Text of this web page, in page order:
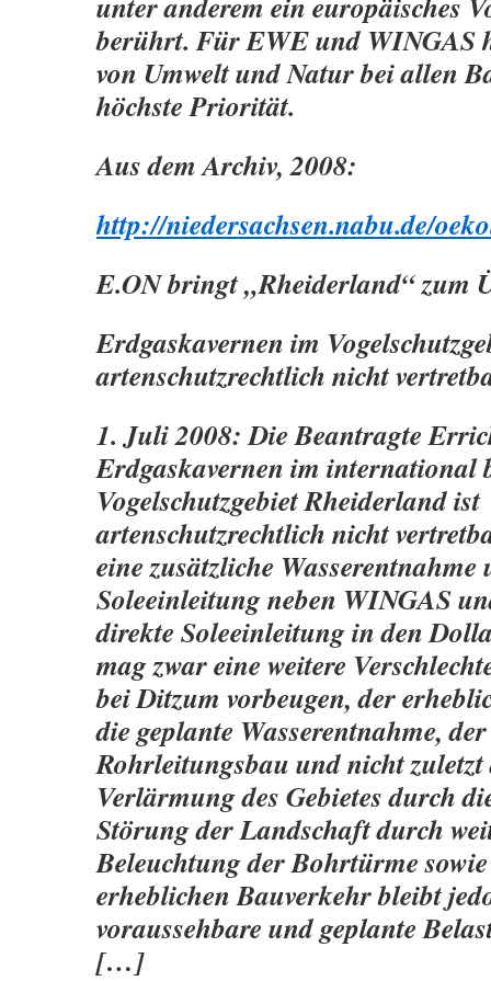
berührt. Für EWE und WINGAS
von Umwelt und Natur bei allen
höchste Priorität.
Aus dem Archiv, 2008:
http://niedersachsen.nabu.de/
E.ON bringt „Rheiderland“ zum
Erdgaskavernen im
artenschutzrechtlich nicht
1. Juli 2008: Die Beantragte
Erdgaskavernen im international
Vogelschutzgebiet Rheiderland ist
artenschutzrechtlich nicht
eine zusätzliche Wasserentnahme
Soleeinleitung neben WINGAS
direkte Soleeinleitung in den
mag zwar eine weitere
bei Ditzum vorbeugen, der
die geplante Wasserentnahme,
Rohrleitungsbau und nicht
Verlärmung des Gebietes durch
Störung der Landschaft durch
Beleuchtung der Bohrtürme
erheblichen Bauverkehr bleibt
voraussehbare und geplante
[…]